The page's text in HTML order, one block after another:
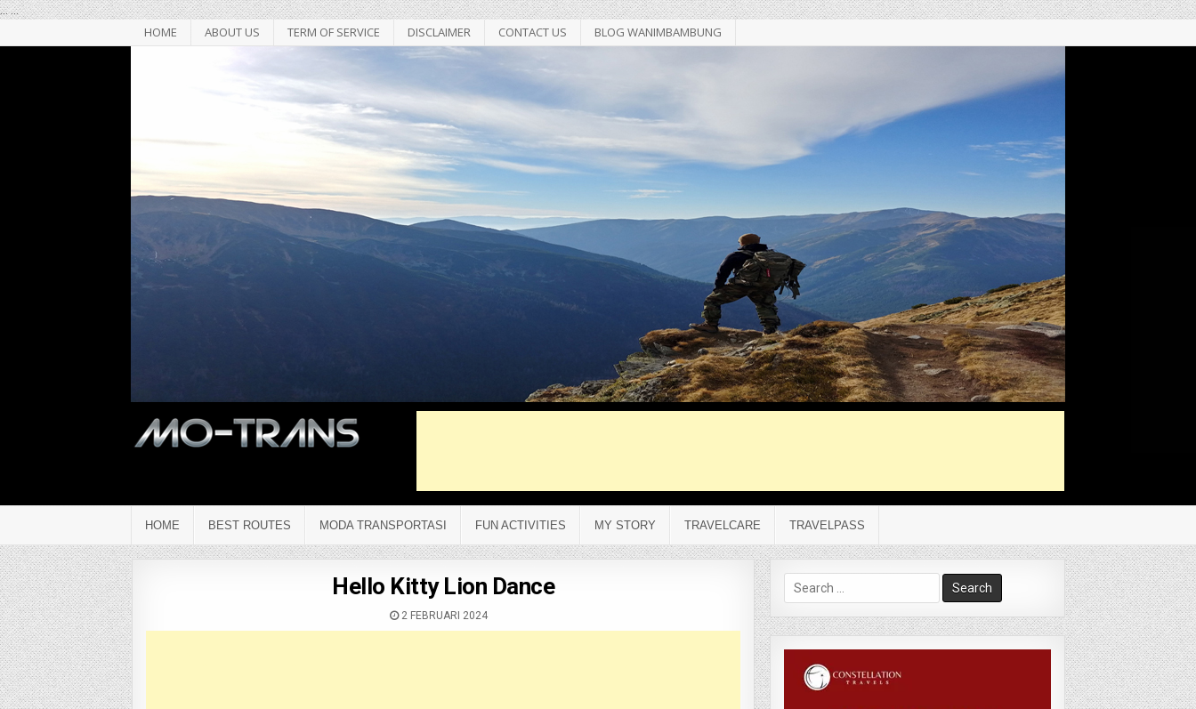
......
HOME ABOUT US TERM OF SERVICE DISCLAIMER CONTACT US BLOG WANIMBAMBUNG
HOME BEST ROUTES MODA TRANSPORTASI FUN ACTIVITIES MY STORY TRAVELCARE TRAVELPASS
Hello Kitty Lion Dance
2 FEBRUARI 2024
Search
for: